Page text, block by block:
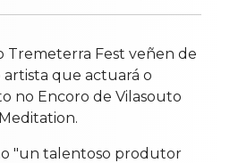
Tremeterra Fest veñen de
que actuará o
no Encoro de Vilasouto
"un talentoso produtor